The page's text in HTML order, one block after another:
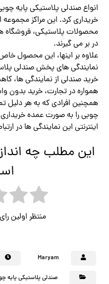
انواع صندلی پلاستیکی پایه
خریداری کرد. این مراکز مجموعه
محصولات پلاستیکی، فروشگاه
در بر می گیرند.
علاوه بر اینها، این محصول
نمایندگی های پخش صندلی
خرید صندلی از نمایندگی ها،
همواره در تجارت، خرید بدون
همچنین افرادی که به هر دلیل
چوبی را به صورت عمده خریداری
اینترنتی این نمایندگی ها در
این مطلب چه
منتظر اولین
Maryam
صندلی پلاستیکی پایه